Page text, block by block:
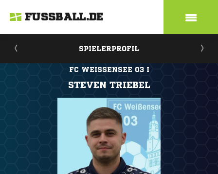
FUSSBALL.DE
SPIELERPROFIL
FC WEISSENSEE 03 I
STEVEN TRIEBEL